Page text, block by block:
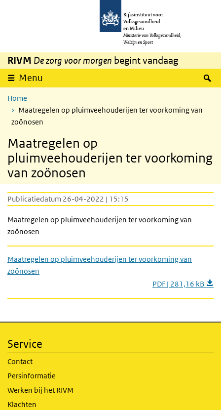
Overslaan en naar de inhoud gaan
Rijksinstituut voor
Volksgezondheid
en Milieu
Ministerie van Volksgezondheid,
Welzijn en Sport
RIVM De zorg voor morgen begint vandaag
Menu
Home
Maatregelen op pluimveehouderijen ter voorkoming van
zoönosen
Maatregelen op
pluimveehouderijen ter voorkoming
van zoönosen
Publicatiedatum 26-04-2022 | 15:15
Maatregelen op pluimveehouderijen ter voorkoming van
zoönosen
Maatregelen op pluimveehouderijen ter voorkoming van
zoönosen
PDF | 281,16 kB
Service
Contact
Persinformatie
Werken bij het RIVM
Klachten